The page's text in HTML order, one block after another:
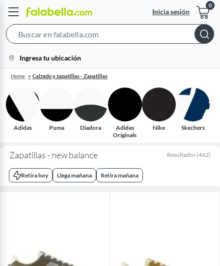
Inicia sesión
Bar
location-
icon
Ingresa tu ubicación
Home Calzado y zapatillas - Zapatillas
Adidas Puma Diadora
Adidas
Originals
Nike Skechers
Zapatillas - new balance Resultados (442)
Retira hoy Llega mañana Retira mañana